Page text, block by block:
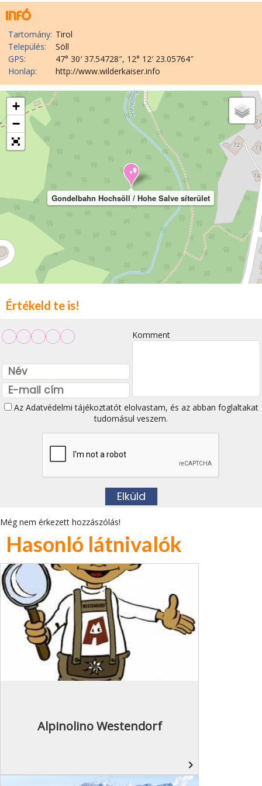
Tartomány: Tirol
Település:
Söll
GPS:
47° 30′ 37.54728″, 12° 12′ 23.05764″
Honlap:
http://www.wilderkaiser.info
Gondelbahn Hochsöll / Hohe Salve síterület
+
−
Értékeld te is!
Komment
Az Adatvédelmi tájékoztatótelolvastam, és az abban foglaltakat
tudomásul veszem.
Még nem érkezett hozzászólás!
Hasonló látnivalók
Alpinolino Westendorf
navigate_next